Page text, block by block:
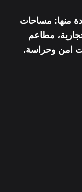
منها: مساحات
مطاعم
امن وحراسة.